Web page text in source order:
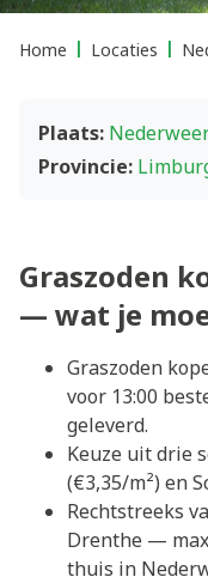
Home Locaties
Plaats:
Provincie:
Graszoden
— wat je
Graszoden
voor 13:00
geleverd.
Keuze uit drie
(€3,35/m²) en
Rechtstreeks
Drenthe —
thuis in